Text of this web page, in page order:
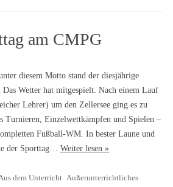
am CMPG
diesem Motto stand der diesjährige
Wetter hat mitgespielt. Nach einem Lauf
Lehrer) um den Zellersee ging es zu
Turnieren, Einzelwettkämpfen und Spielen –
Fußball-WM. In bester Laune und
der Sporttag… Weiter lesen »
dem Unterricht Außerunterrichtliches